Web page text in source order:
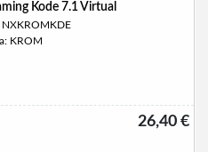
Kode 7.1 Virtual
NXKROMKDE
KROM
26,40 €